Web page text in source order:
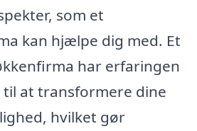
som et
kan hjælpe dig med. Et
har erfaringen
til at transformere dine
hvilket gør